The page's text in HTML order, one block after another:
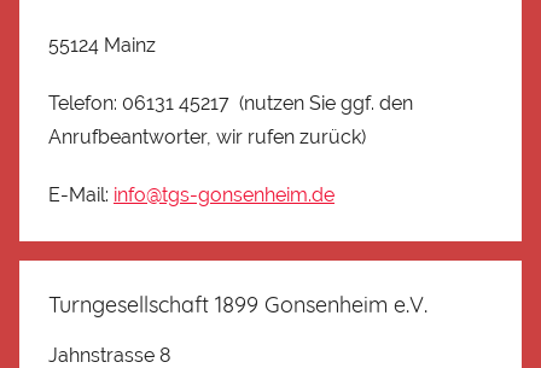
55124 Mainz
Telefon: 06131 45217 (nutzen Sie ggf. den
Anrufbeantworter, wir rufen zurück)
E-Mail: info@tgs-gonsenheim.de
Turngesellschaft 1899 Gonsenheim e.V.
Jahnstrasse 8